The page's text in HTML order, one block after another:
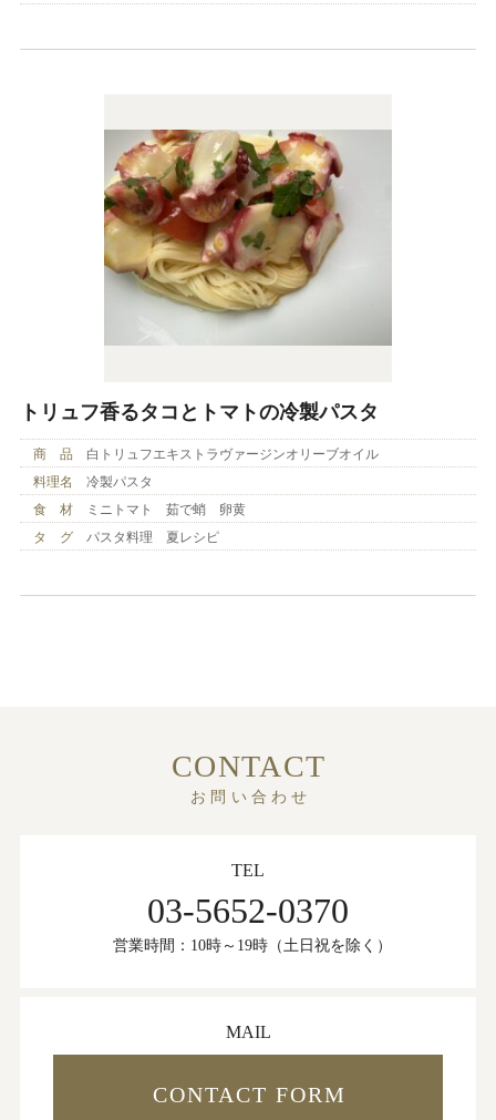
トリュフ香るタコとトマトの冷製パスタ
商 品
白トリュフエキストラヴァージンオリーブオイル
料理名
冷製パスタ
食 材
ミニトマト 茹で蛸 卵黄
タ グ
パスタ料理 夏レシピ
CONTACT
お問い合わせ
TEL
03-5652-0370
営業時間：10時～19時（土日祝を除く）
MAIL
CONTACT FORM